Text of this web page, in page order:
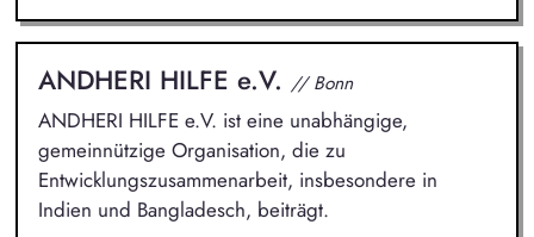
ANDHERI HILFE e.V. // Bonn
ANDHERI HILFE e.V. ist eine unabhängige,
gemeinnützige Organisation, die zu
Entwicklungszusammenarbeit, insbesondere in
Indien und Bangladesch, beiträgt.